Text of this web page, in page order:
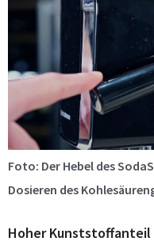
Foto: Der Hebel des
Dosieren des
Hoher Kunststoffanteil